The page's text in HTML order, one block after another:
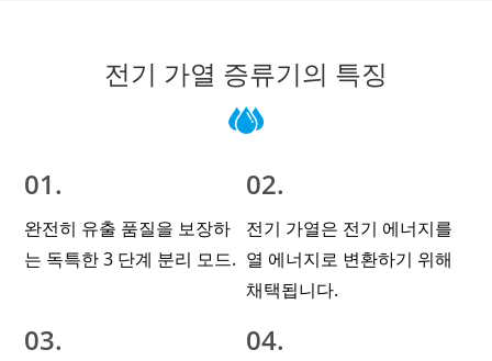
전기 가열 증류기의 특징
01.
완전히 유출 품질을 보장하
는 독특한 3 단계 분리 모드.
02.
전기 가열은 전기 에너지를
열 에너지로 변환하기 위해
채택됩니다.
03. 04.